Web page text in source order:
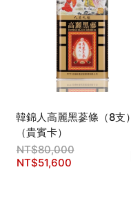
韓錦人高麗黑蔘條（8支）
（貴賓卡）
NT$80,000
NT$51,600